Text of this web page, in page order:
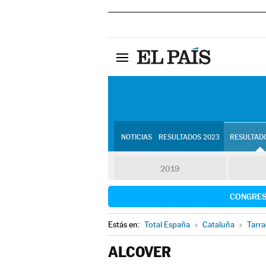
NOTICIAS RESULTADOS 2023
2019
Estás en: Total España » Cataluña »
ALCOVER